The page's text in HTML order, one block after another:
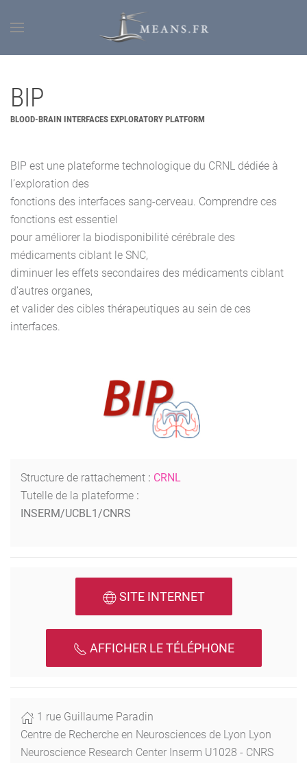
BIP
BLOOD-BRAIN INTERFACES EXPLORATORY PLATFORM
BIP est une plateforme technologique du CRNL dédiée à
l’exploration des
fonctions des interfaces sang-cerveau. Comprendre ces
fonctions est essentiel
pour améliorer la biodisponibilité cérébrale des
médicaments ciblant le SNC,
diminuer les effets secondaires des médicaments ciblant
d’autres organes,
et valider des cibles thérapeutiques au sein de ces
interfaces.
Structure de rattachement : CRNL
Tutelle de la plateforme :
INSERM/UCBL1/CNRS
SITE INTERNET
AFFICHER LE TÉLÉPHONE
1 rue Guillaume Paradin
Centre de Recherche en Neurosciences de Lyon Lyon
Neuroscience Research Center Inserm U1028 - CNRS